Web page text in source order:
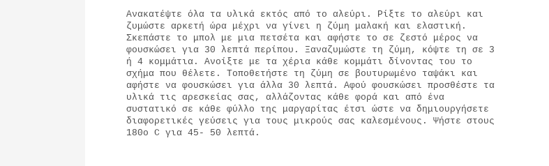
Ανακατέψτε όλα τα υλικά εκτός από το αλεύρι. Ρίξτε το αλεύρι και
ζυμώστε αρκετή ώρα μέχρι να γίνει η ζύμη μαλακή και ελαστική.
Σκεπάστε το μπολ με μια πετσέτα και αφήστε το σε ζεστό μέρος να
φουσκώσει για 30 λεπτά περίπου. Ξαναζυμώστε τη ζύμη, κόψτε τη σε 3
ή 4 κομμάτια. Ανοίξτε με τα χέρια κάθε κομμάτι δίνοντας του το
σχήμα που θέλετε. Τοποθετήστε τη ζύμη σε βουτυρωμένο ταψάκι και
αφήστε να φουσκώσει για άλλα 30 λεπτά. Αφού φουσκώσει προσθέστε τα
υλικά τις αρεσκείας σας, αλλάζοντας κάθε φορά και από ένα
συστατικό σε κάθε φύλλο της μαργαρίτας έτσι ώστε να δημιουργήσετε
διαφορετικές γεύσεις για τους μικρούς σας καλεσμένους. Ψήστε στους
180ο C για 45- 50 λεπτά.